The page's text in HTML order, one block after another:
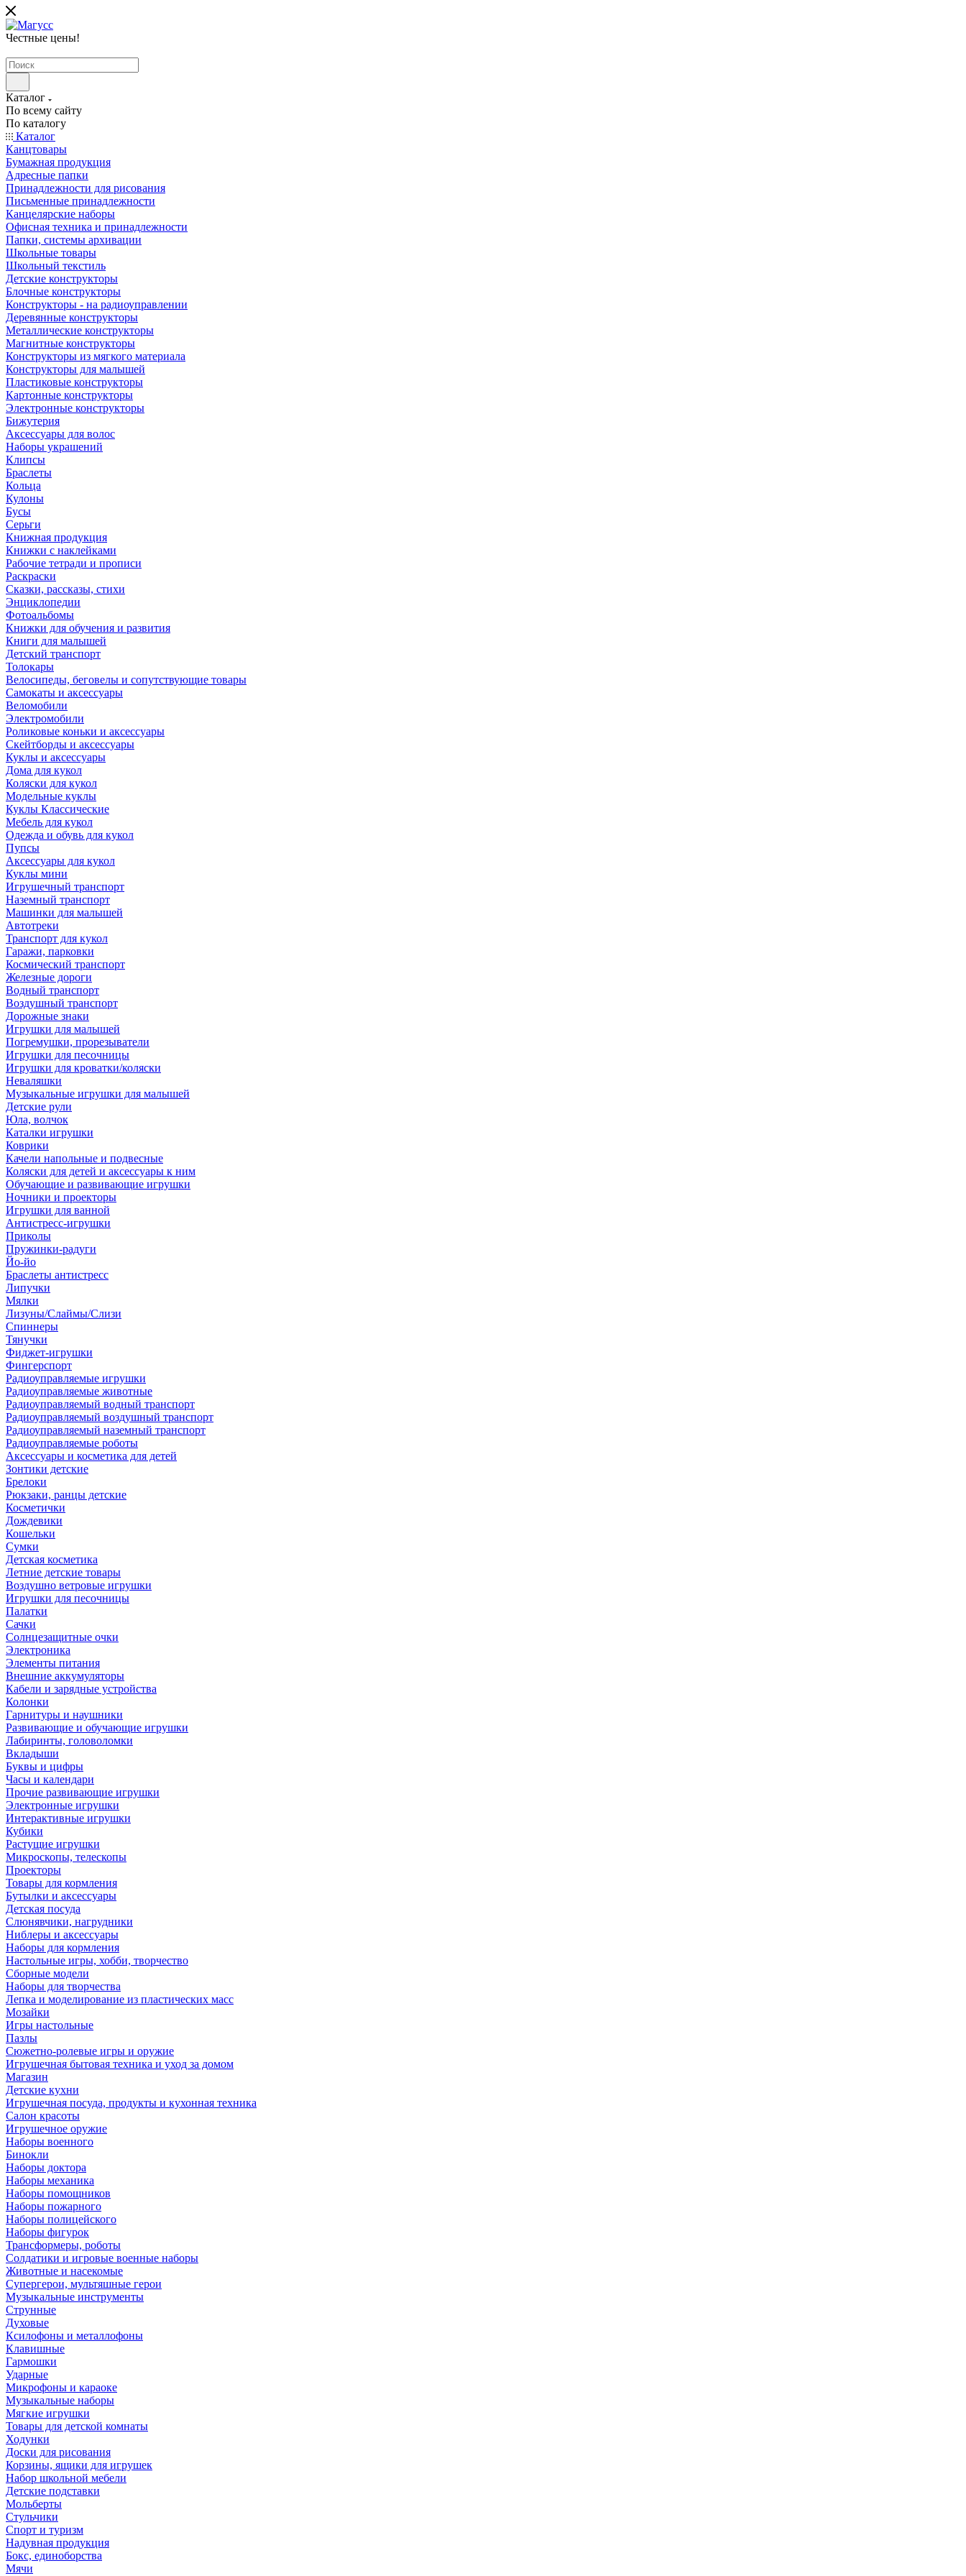
Честные цены!
Каталог
По всему сайту
По каталогу
Каталог
Канцтовары
Бумажная продукция
Адресные папки
Принадлежности для рисования
Письменные принадлежности
Канцелярские наборы
Офисная техника и принадлежности
Папки, системы архивации
Школьные товары
Школьный текстиль
Детские конструкторы
Блочные конструкторы
Конструкторы - на радиоуправлении
Деревянные конструкторы
Металлические конструкторы
Магнитные конструкторы
Конструкторы из мягкого материала
Конструкторы для малышей
Пластиковые конструкторы
Картонные конструкторы
Электронные конструкторы
Бижутерия
Аксессуары для волос
Наборы украшений
Клипсы
Браслеты
Кольца
Кулоны
Бусы
Серьги
Книжная продукция
Книжки с наклейками
Рабочие тетради и прописи
Раскраски
Сказки, рассказы, стихи
Энциклопедии
Фотоальбомы
Книжки для обучения и развития
Книги для малышей
Детский транспорт
Толокары
Велосипеды, беговелы и сопутствующие товары
Самокаты и аксессуары
Веломобили
Электромобили
Роликовые коньки и аксессуары
Скейтборды и аксессуары
Куклы и аксессуары
Дома для кукол
Коляски для кукол
Модельные куклы
Куклы Классические
Мебель для кукол
Одежда и обувь для кукол
Пупсы
Аксессуары для кукол
Куклы мини
Игрушечный транспорт
Наземный транспорт
Машинки для малышей
Автотреки
Транспорт для кукол
Гаражи, парковки
Космический транспорт
Железные дороги
Водный транспорт
Воздушный транспорт
Дорожные знаки
Игрушки для малышей
Погремушки, прорезыватели
Игрушки для песочницы
Игрушки для кроватки/коляски
Неваляшки
Музыкальные игрушки для малышей
Детские рули
Юла, волчок
Каталки игрушки
Коврики
Качели напольные и подвесные
Коляски для детей и аксессуары к ним
Обучающие и развивающие игрушки
Ночники и проекторы
Игрушки для ванной
Антистресс-игрушки
Приколы
Пружинки-радуги
Йо-йо
Браслеты антистресс
Липучки
Мялки
Лизуны/Слаймы/Слизи
Спиннеры
Тянучки
Фиджет-игрушки
Фингерспорт
Радиоуправляемые игрушки
Радиоуправляемые животные
Радиоуправляемый водный транспорт
Радиоуправляемый воздушный транспорт
Радиоуправляемый наземный транспорт
Радиоуправляемые роботы
Аксессуары и косметика для детей
Зонтики детские
Брелоки
Рюкзаки, ранцы детские
Косметички
Дождевики
Кошельки
Сумки
Детская косметика
Летние детские товары
Воздушно ветровые игрушки
Игрушки для песочницы
Палатки
Сачки
Солнцезащитные очки
Электроника
Элементы питания
Внешние аккумуляторы
Кабели и зарядные устройства
Колонки
Гарнитуры и наушники
Развивающие и обучающие игрушки
Лабиринты, головоломки
Вкладыши
Буквы и цифры
Часы и календари
Прочие развивающие игрушки
Электронные игрушки
Интерактивные игрушки
Кубики
Растущие игрушки
Микроскопы, телескопы
Проекторы
Товары для кормления
Бутылки и аксессуары
Детская посуда
Слюнявчики, нагрудники
Ниблеры и аксессуары
Наборы для кормления
Настольные игры, хобби, творчество
Сборные модели
Наборы для творчества
Лепка и моделирование из пластических масс
Мозайки
Игры настольные
Пазлы
Сюжетно-ролевые игры и оружие
Игрушечная бытовая техника и уход за домом
Магазин
Детские кухни
Игрушечная посуда, продукты и кухонная техника
Салон красоты
Игрушечное оружие
Наборы военного
Бинокли
Наборы доктора
Наборы механика
Наборы помощников
Наборы пожарного
Наборы полицейского
Наборы фигурок
Трансформеры, роботы
Солдатики и игровые военные наборы
Животные и насекомые
Супергерои, мультяшные герои
Музыкальные инструменты
Струнные
Духовые
Ксилофоны и металлофоны
Клавишные
Гармошки
Ударные
Микрофоны и караоке
Музыкальные наборы
Мягкие игрушки
Товары для детской комнаты
Ходунки
Доски для рисования
Корзины, ящики для игрушек
Набор школьной мебели
Детские подставки
Мольберты
Стульчики
Спорт и туризм
Надувная продукция
Бокс, единоборства
Мячи